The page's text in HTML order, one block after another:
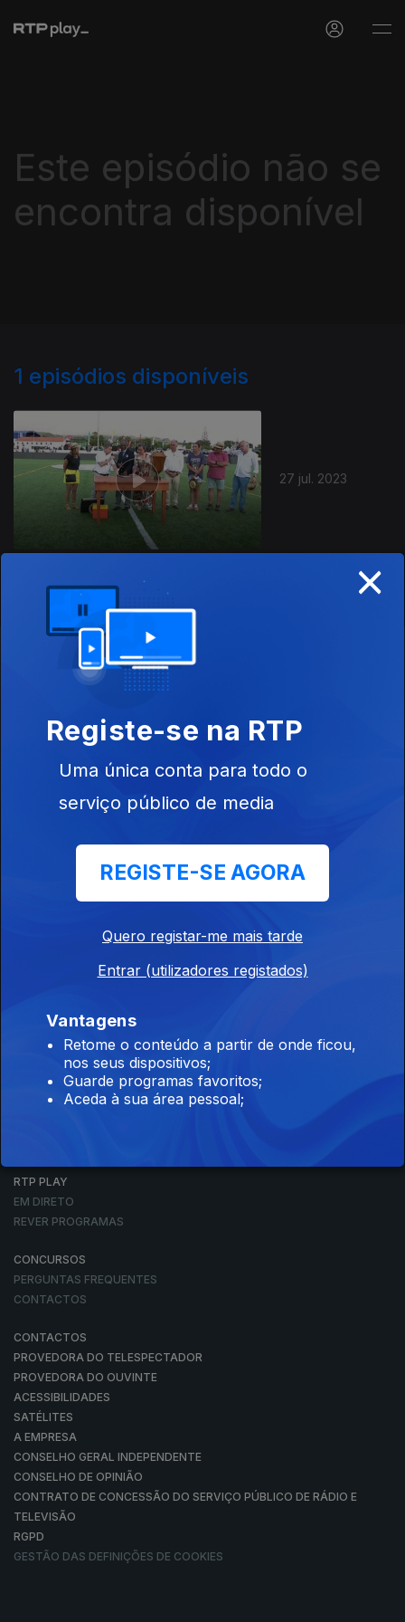
Este episódio não se
encontra disponível
1 episódios disponíveis
27 jul. 2023
Instale a aplicação
Disponível para iOS, Android, Apple TV, Android TV e
CarPlay
NOTÍCIAS
DESPORTO
TELEVISÃO
RTP PLAY
EM DIRETO
REVER PROGRAMAS
CONCURSOS
PERGUNTAS FREQUENTES
CONTACTOS
CONTACTOS
PROVEDORA DO TELESPECTADOR
PROVEDORA DO OUVINTE
ACESSIBILIDADES
SATÉLITES
A EMPRESA
CONSELHO GERAL INDEPENDENTE
CONSELHO DE OPINIÃO
CONTRATO DE CONCESSÃO DO SERVIÇO PÚBLICO DE RÁDIO E
TELEVISÃO
RGPD
GESTÃO DAS DEFINIÇÕES DE COOKIES
×
Registe-se na RTP
Uma única conta para todo o
serviço público de media
REGISTE-SE AGORA
Quero registar-me mais tarde
Entrar (utilizadores registados)
Vantagens
Retome o conteúdo a partir de onde ficou,
nos seus dispositivos;
Guarde programas favoritos;
Aceda à sua área pessoal;